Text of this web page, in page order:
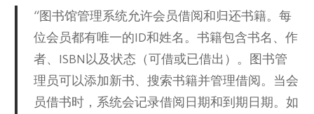
“图书馆管理系统允许会员借阅和归还书籍。每
位会员都有唯一的ID和姓名。书籍包含书名、作
者、ISBN以及状态（可借或已借出）。图书管
理员可以添加新书、搜索书籍并管理借阅。当会
员借书时，系统会记录借阅日期和到期日期。如